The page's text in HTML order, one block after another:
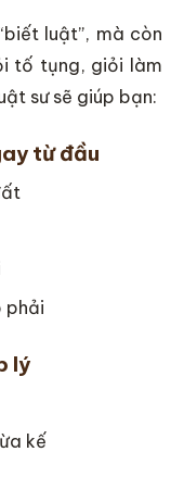
luật”, mà còn
tố tụng, giỏi làm
sư sẽ giúp bạn:
từ đầu
phải
lý
kế